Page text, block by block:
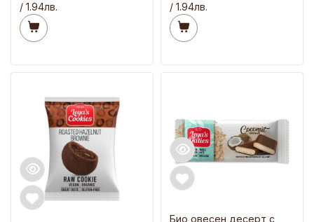
/ 1.94лв. / 1.94лв.
Био овесен десерт с